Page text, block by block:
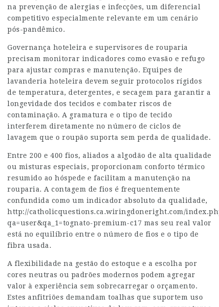
na prevenção de alergias e infecções, um diferencial
competitivo especialmente relevante em um cenário
pós-pandêmico.
Governança hoteleira e supervisores de rouparia
precisam monitorar indicadores como evasão e refugo
para ajustar compras e manutenção. Equipes de
lavanderia hoteleira devem seguir protocolos rígidos
de temperatura, detergentes, e secagem para garantir a
longevidade dos tecidos e combater riscos de
contaminação. A gramatura e o tipo de tecido
interferem diretamente no número de ciclos de
lavagem que o roupão suporta sem perda de qualidade.
Entre 200 e 400 fios, aliados a algodão de alta qualidade
ou misturas especiais, proporcionam conforto térmico
resumido ao hóspede e facilitam a manutenção na
rouparia. A contagem de fios é frequentemente
confundida como um indicador absoluto da qualidade,
http://catholicquestions.ca.wiringdoneright.com/
qa=user&qa_1=tognato-premium-c17 mas seu real valor
está no equilíbrio entre o número de fios e o tipo de
fibra usada.
A flexibilidade na gestão do estoque e a escolha por
cores neutras ou padrões modernos podem agregar
valor à experiência sem sobrecarregar o orçamento.
Estes anfitriões demandam toalhas que suportem uso